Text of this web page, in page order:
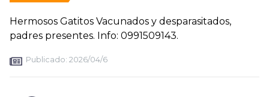
Hermosos Gatitos Vacunados y desparasitados,
padres presentes. Info: 0991509143.
Publicado: 2026/04/6